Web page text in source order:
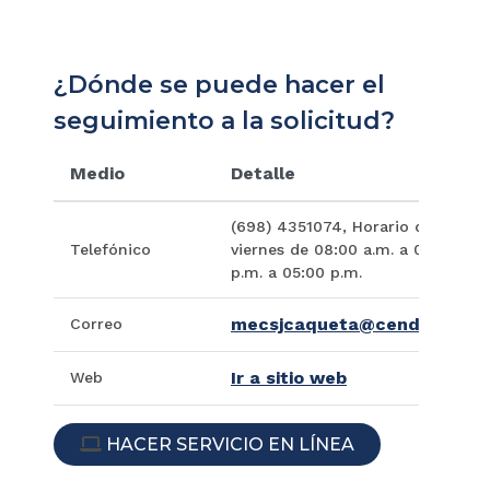
¿Dónde se puede hacer el
seguimiento a la solicitud?
Medio Detalle
Telefónico
(698) 4351074, Horario de
viernes de 08:00 a.m. a 01:00
p.m. a 05:00 p.m.
Correo
Web Ir a sitio web
ICON
HACER SERVICIO EN LÍNEA